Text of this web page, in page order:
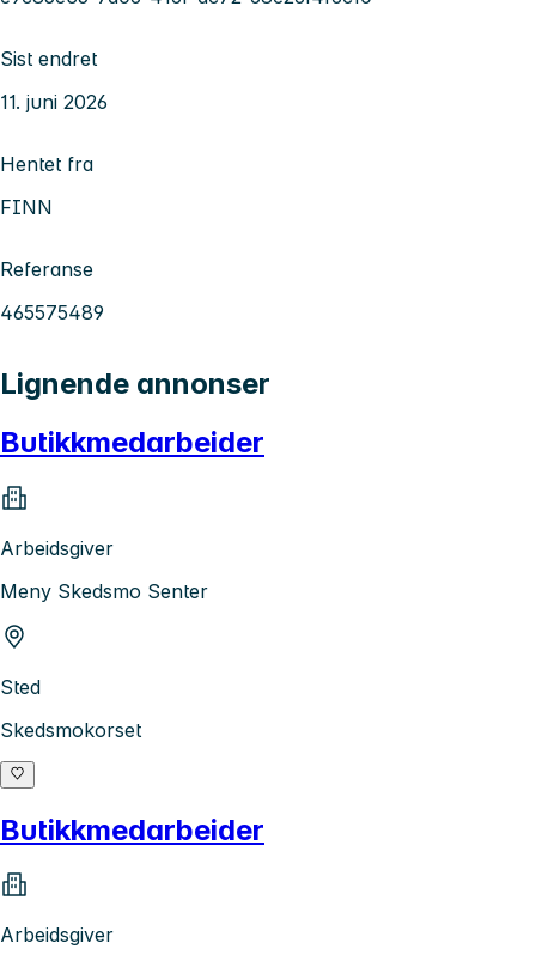
Sist endret
11. juni 2026
Hentet fra
FINN
Referanse
465575489
Lignende annonser
Butikkmedarbeider
Arbeidsgiver
Meny Skedsmo Senter
Sted
Skedsmokorset
Butikkmedarbeider
Arbeidsgiver